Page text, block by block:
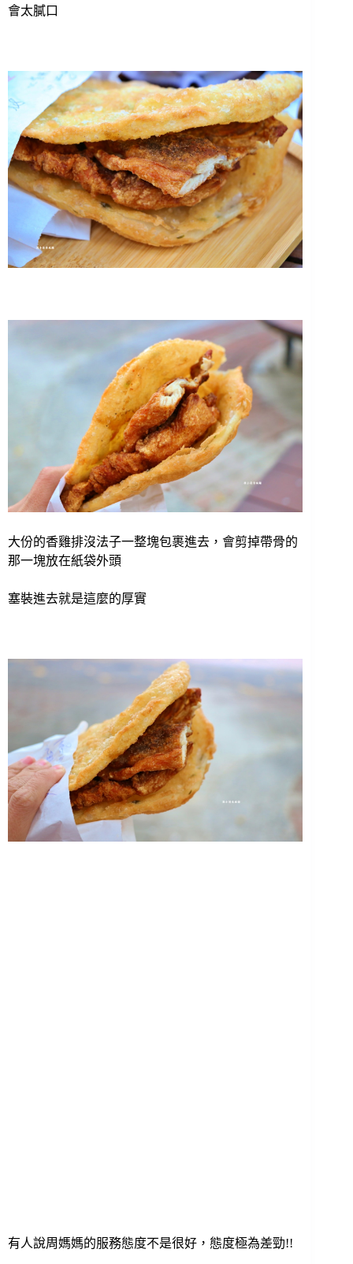
會太膩口
大份的香雞排沒法子一整塊包裹進去，會剪掉帶骨的
那一塊放在紙袋外頭
塞裝進去就是這麼的厚實
有人說周媽媽的服務態度不是很好，態度極為差勁!!